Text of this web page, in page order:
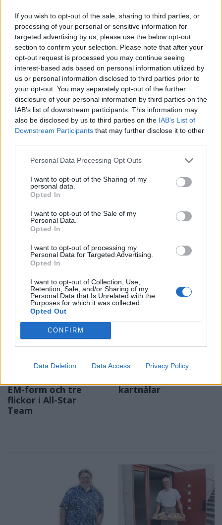
If you wish to opt-out of the sale, sharing to third parties, or
processing of your personal or sensitive information for
targeted advertising by us, please use the below opt-out
section to confirm your selection. Please note that after your
opt-out request is processed you may continue seeing
interest-based ads based on personal information utilized by
us or personal information disclosed to third parties prior to
your opt-out. You may separately opt-out of the further
disclosure of your personal information by third parties on the
IAB’s list of downstream participants. This information may
also be disclosed by us to third parties on the IAB’s List of
Downstream Participants that may further disclose it to other
Personal Data Processing Opt Outs
I want to opt-out of the Sharing of my
personal data.
Opted In
I want to opt-out of the Sale of my
Personal Data.
Opted In
I want to opt-out of processing my
Personal Data for Targeted Advertising.
Opted In
I want to opt-out of Collection, Use,
Retention, Sale, and/or Sharing of my
Personal Data that Is Unrelated with the
Purposes for which it was collected.
Opted Out
CONFIRM
Data Deletion Data Access Privacy Policy
2026-08-06 KL. 08:39
Tänker inte på
medaljer
Efter succén på hemma-
VM vill Linnea Stenson
lägga förväntningarna åt
sidan när världseliten
samlas i irländska Limerick
2026-08-06 KL. 08:37
Vallentuna ingen
toppkommun för
äldre
Bottenplacering i ny
kartläggning från
försäkringsbolag
REPORTAGE 2026-08-06 KL.
Emma Tryti öppnar
upp ateljén för
keramikkurser
Konstnären i Åsta satsar på
keramikkurs på hemmaplan
Hockeysajt
berömmer årets
Vallentuna Hockey bland de fem
2026-08-06 KL. 08:31
EM-form och tre
flickor i All-Star
Team
KRÖNIKA 2026-08-06 KL. 08:30
kartnålar